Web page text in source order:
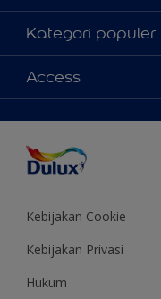
Tentang Kami
Contact us
Temukan toko
Kategori populer
Warna
Produk
Inspirasi
Saran Mendekorasi
Colour of the Year
Access
Kebijakan Cookie
Kebijakan Privasi
Hukum